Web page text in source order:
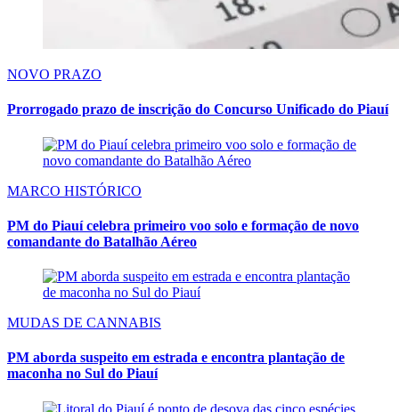
NOVO PRAZO
Prorrogado prazo de inscrição do Concurso Unificado do Piauí
MARCO HISTÓRICO
PM do Piauí celebra primeiro voo solo e formação de novo
comandante do Batalhão Aéreo
MUDAS DE CANNABIS
PM aborda suspeito em estrada e encontra plantação de
maconha no Sul do Piauí